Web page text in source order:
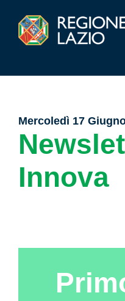
Mercoledì 17
Innova